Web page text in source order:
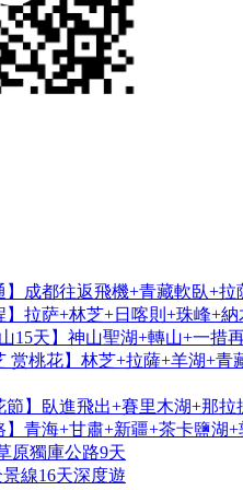
】成都往返飛機+青藏軟臥+
】拉萨+林芝+日喀則+珠峰+納
15天】神山聖湖+轉山+一措
赏桃花】林芝+拉薩+羊湖+青
節】臥進飛出+賽里木湖+那
】青海+甘肅+新疆+茶卡鹽湖
原獨庫公路9天
景線16天深度遊